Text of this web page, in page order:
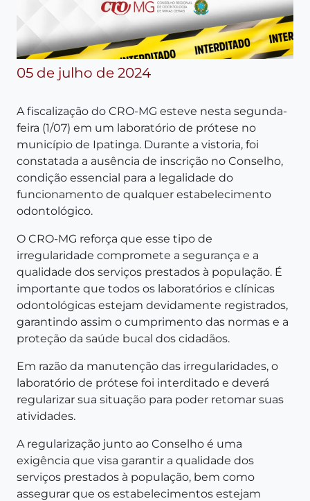
05 de julho de 2024
A fiscalização do CRO-MG esteve nesta segunda-
feira (1/07) em um laboratório de prótese no
município de Ipatinga. Durante a vistoria, foi
constatada a ausência de inscrição no Conselho,
condição essencial para a legalidade do
funcionamento de qualquer estabelecimento
odontológico.
O CRO-MG reforça que esse tipo de
irregularidade compromete a segurança e a
qualidade dos serviços prestados à população. É
importante que todos os laboratórios e clínicas
odontológicas estejam devidamente registrados,
garantindo assim o cumprimento das normas e a
proteção da saúde bucal dos cidadãos.
Em razão da manutenção das irregularidades, o
laboratório de prótese foi interditado e deverá
regularizar sua situação para poder retomar suas
atividades.
A regularização junto ao Conselho é uma
exigência que visa garantir a qualidade dos
serviços prestados à população, bem como
assegurar que os estabelecimentos estejam